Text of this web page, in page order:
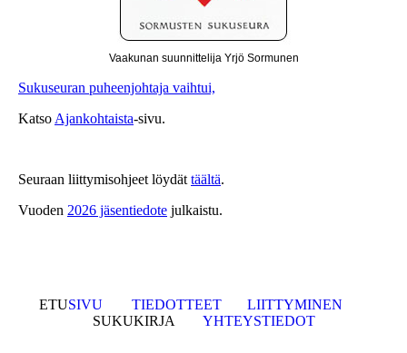
Vaakunan suunnittelija Yrjö Sormunen
Sukuseuran puheenjohtaja vaihtui,
Katso Ajankohtaista-sivu.
Seuraan liittymisohjeet löydät täältä.
Vuoden 2026 jäsentiedote julkaistu.
ETUSIVU TIEDOTTEET
LIITTYMINEN
SUKUKIRJA YHTEYSTIEDOT